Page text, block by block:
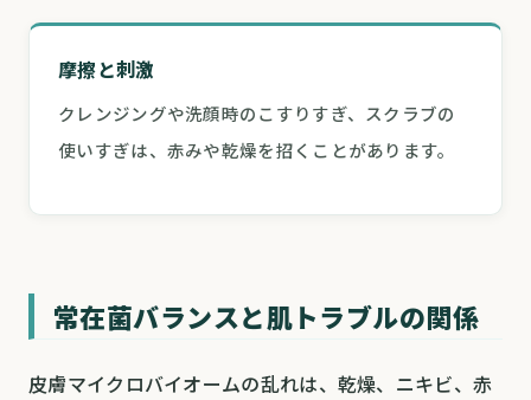
摩擦と刺激
クレンジングや洗顔時のこすりすぎ、スクラブの
使いすぎは、赤みや乾燥を招くことがあります。
常在菌バランスと肌トラブルの関係
皮膚マイクロバイオームの乱れは、乾燥、ニキビ、赤